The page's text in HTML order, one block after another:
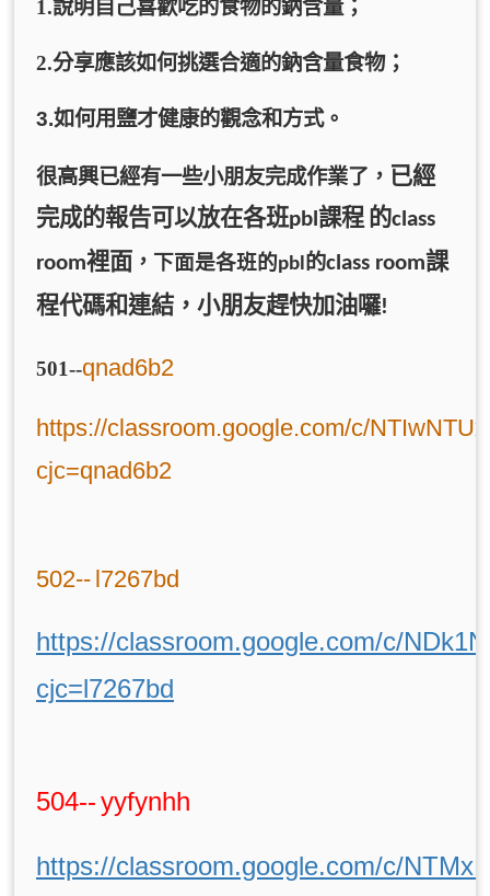
1.說明自己喜歡吃的食物的鈉含量；
2.分享應該如何挑選合適的鈉含量食物；
3.如何用鹽才健康的觀念和方式。
很高興已經有一些小朋友完成作業了， 已經
完成的報告可以放在各班pbl 課程 的class
room裡面 ， 下面是各班的pbl 的class room課
程代碼和連結，小朋友趕快加油囉!
501--qnad6b2
https://classroom.google.com/c/
cjc=qnad6b2
502-- l7267bd
https://classroom.google.com/c/
cjc=l7267bd
504--yyfynhh
https://classroom.google.com/c/